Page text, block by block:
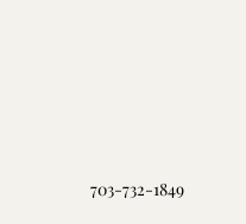
703-732-1849